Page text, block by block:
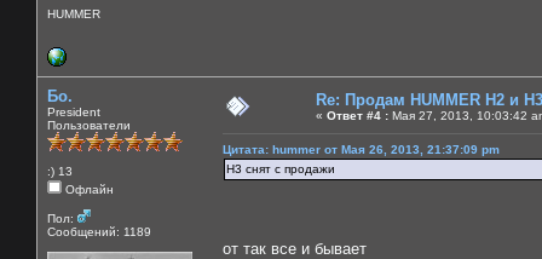
HUMMER
Бо.
President
Пользователи
:) 13
Офлайн
Пол:
Сообщений: 1189
Re: Продам HUMMER H2 и H3
« Ответ #4 : Мая 27, 2013, 10:03:42
Цитата: hummer от Мая 26, 2013, 21:37:09 pm
H3 снят с продажи
от так все и бывает